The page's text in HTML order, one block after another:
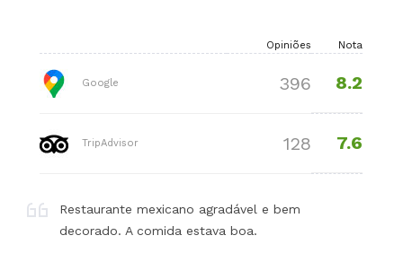
Opiniões Nota
Google 396 8.2
TripAdvisor 128 7.6
Restaurante mexicano agradável e bem
decorado. A comida estava boa.